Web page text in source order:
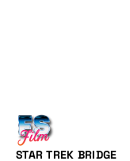
STAR TREK BRIDGE